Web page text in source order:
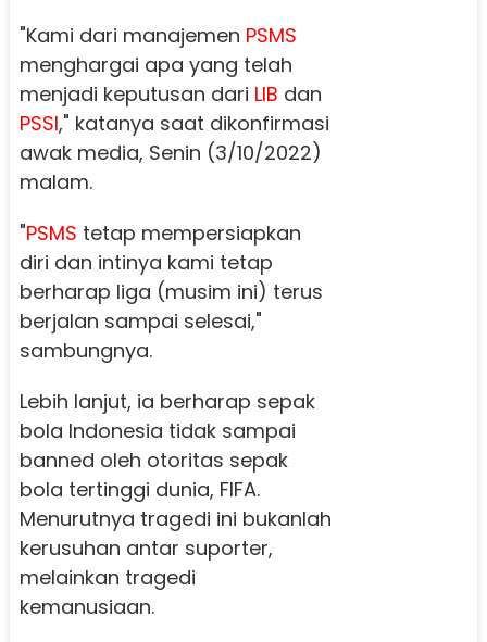
"Kami dari manajemen PSMS
menghargai apa yang telah
menjadi keputusan dari LIB dan
PSSI," katanya saat dikonfirmasi
awak media, Senin (3/10/2022)
malam.
"PSMS tetap mempersiapkan
diri dan intinya kami tetap
berharap liga (musim ini) terus
berjalan sampai selesai,"
sambungnya.
Lebih lanjut, ia berharap sepak
bola Indonesia tidak sampai
banned oleh otoritas sepak
bola tertinggi dunia, FIFA.
Menurutnya tragedi ini bukanlah
kerusuhan antar suporter,
melainkan tragedi
kemanusiaan.